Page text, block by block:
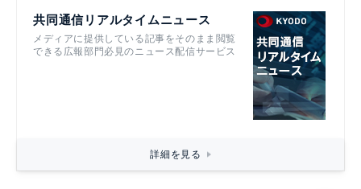
共同通信リアルタイムニュース
メディアに提供している記事をそのまま閲覧
できる広報部門必見のニュース配信サービス
詳細を見る